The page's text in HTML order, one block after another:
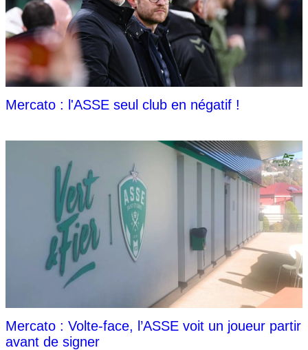
Mercato : l'ASSE seul club en négatif !
Mercato : Volte-face, l’ASSE voit un joueur partir
avant de signer